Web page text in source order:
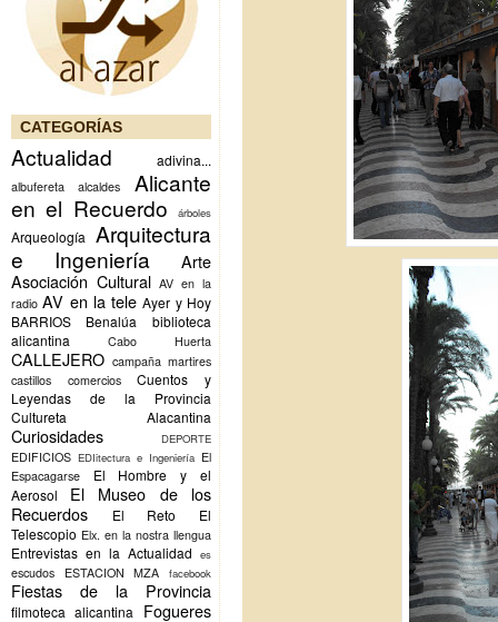
CATEGORÍAS
Actualidad adivina...
albufereta alcaldes
Alicante
en el Recuerdo
árboles
Arqueología Arquitectura
e Ingeniería
Arte
Asociación Cultural AV en la
radio AV en la tele Ayer y Hoy
BARRIOS
Benalúa
biblioteca
alicantina
Cabo Huerta
CALLEJERO campaña martires
castillos
comercios
Cuentos y
Leyendas de la Provincia
Cultureta Alacantina
Curiosidades DEPORTE
EDIFICIOS EDIitectura e Ingeniería El
Espacagarse
El Hombre y el
Aerosol
El Museo de los
Recuerdos
El Reto
El
Telescopio Elx. en la nostra llengua
Entrevistas en la Actualidad es
escudos ESTACION MZA facebook
Fiestas de la Provincia
filmoteca alicantina
Fogueres